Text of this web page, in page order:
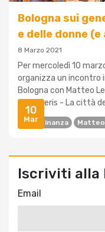
10
Mar
Bologna sui
e delle donne
8 Marzo 2021
Per mercoledì 10
organizza un incontro
Bologna con Matteo
sui generis - La città
Cittadinanza
Iscriviti alla
Email